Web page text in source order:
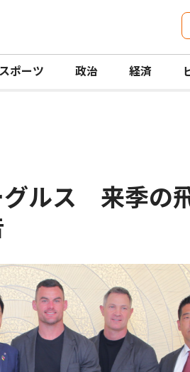
スポーツ 政治 経済
グルス 来季の